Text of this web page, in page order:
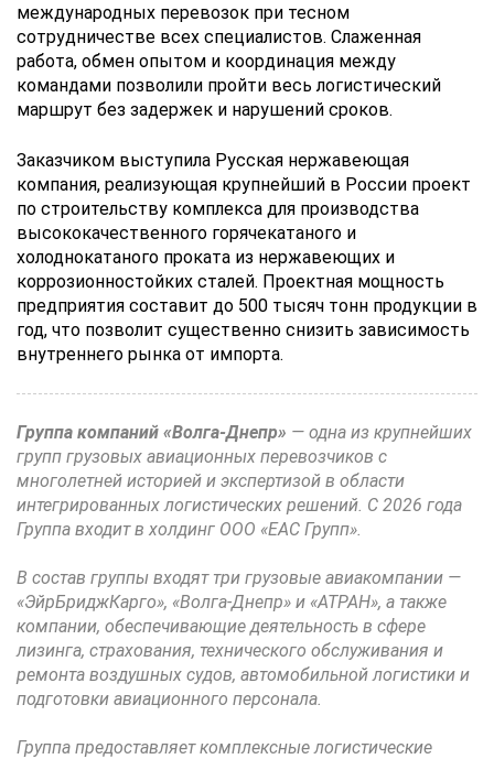
международных перевозок при тесном
сотрудничестве всех специалистов. Слаженная
работа, обмен опытом и координация между
командами позволили пройти весь логистический
маршрут без задержек и нарушений сроков.
Заказчиком выступила Русская нержавеющая
компания, реализующая крупнейший в России проект
по строительству комплекса для производства
высококачественного горячекатаного и
холоднокатаного проката из нержавеющих и
коррозионностойких сталей. Проектная мощность
предприятия составит до 500 тысяч тонн продукции в
год, что позволит существенно снизить зависимость
внутреннего рынка от импорта.
Группа компаний «Волга-Днепр» — одна из крупнейших
групп грузовых авиационных перевозчиков с
многолетней историей и экспертизой в области
интегрированных логистических решений. С 2026 года
Группа входит в холдинг ООО «ЕАС Групп».
В состав группы входят три грузовые авиакомпании —
«ЭйрБриджКарго», «Волга-Днепр» и «АТРАН», а также
компании, обеспечивающие деятельность в сфере
лизинга, страхования, технического обслуживания и
ремонта воздушных судов, автомобильной логистики и
подготовки авиационного персонала.
Группа предоставляет комплексные логистические